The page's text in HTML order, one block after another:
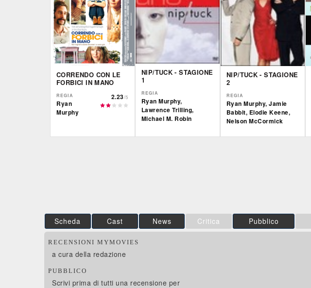
CORRENDO CON LE
FORBICI IN MANO
REGIA
Ryan
Murphy
2.23/5
NIP/TUCK - STAGIONE
1
REGIA
Ryan Murphy,
Lawrence Trilling,
Michael M. Robin
NIP/TUCK - STAGIONE
2
REGIA
Ryan Murphy, Jamie
Babbit, Elodie Keene,
Nelson McCormick
Scheda Cast News Critica Pubblico
RECENSIONI MYMOVIES
a cura della redazione
PUBBLICO
Scrivi prima di tutti una recensione per